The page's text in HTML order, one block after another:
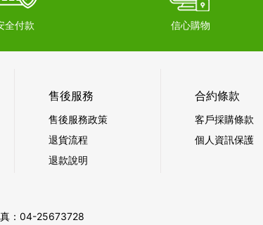
全付款 信心購物
售後服務
售後服務政策
退貨流程
退款說明
合約條款
客戶採購條款
個人資訊保護
：04-25673728